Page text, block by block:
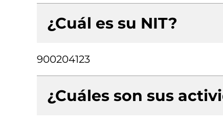
¿Cuál es su NIT?
900204123
¿Cuáles son sus